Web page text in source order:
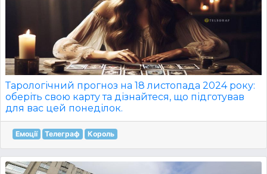
Тарологічний прогноз на 18 листопада 2024 року:
оберіть свою карту та дізнайтеся, що підготував
для вас цей понеділок.
Емоції Телеграф Король